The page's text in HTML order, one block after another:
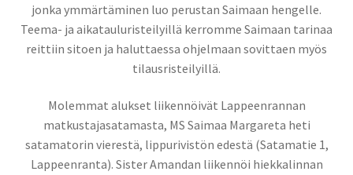
jonka ymmärtäminen luo perustan Saimaan hengelle.
Teema- ja aikatauluristeilyillä kerromme Saimaan tarinaa
reittiin sitoen ja haluttaessa ohjelmaan sovittaen myös
tilausristeilyillä.
Molemmat alukset liikennöivät Lappeenrannan
matkustajasatamasta, MS Saimaa Margareta heti
satamatorin vierestä, lippurivistön edestä (Satamatie 1,
Lappeenranta). Sister Amandan liikennöi hiekkalinnan